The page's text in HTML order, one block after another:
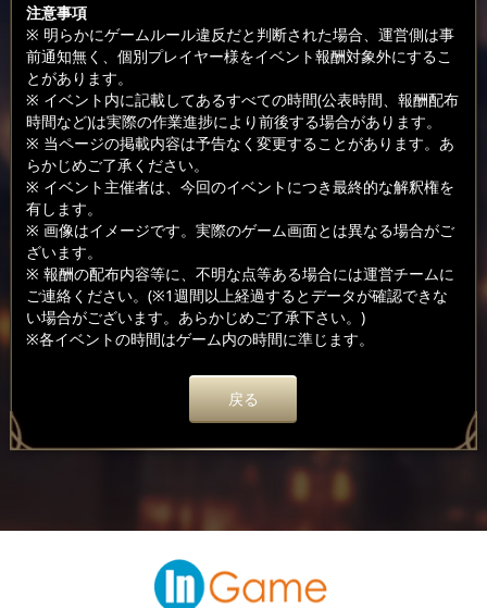
注意事項
※ 明らかにゲームルール違反だと判断された場合、運営側は事
前通知無く、個別プレイヤー様をイベント報酬対象外にするこ
とがあります。
※ イベント内に記載してあるすべての時間(公表時間、報酬配布
時間など)は実際の作業進捗により前後する場合があります。
※ 当ページの掲載内容は予告なく変更することがあります。あ
らかじめご了承ください。
※ イベント主催者は、今回のイベントにつき最終的な解釈権を
有します。
※ 画像はイメージです。実際のゲーム画面とは異なる場合がご
ざいます。
※ 報酬の配布内容等に、不明な点等ある場合には運営チームに
ご連絡ください。(※1週間以上経過するとデータが確認できな
い場合がございます。あらかじめご了承下さい。)
※各イベントの時間はゲーム内の時間に準じます。
戻る